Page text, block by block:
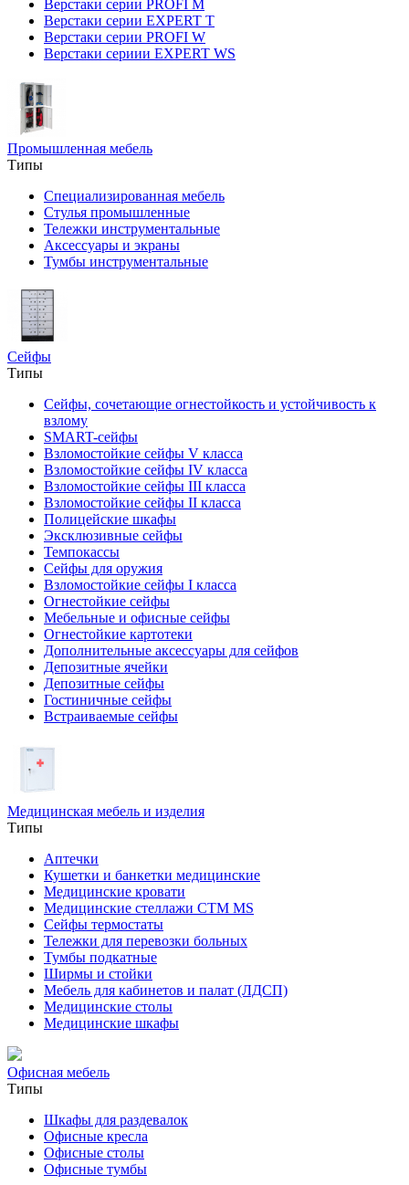
Верстаки серии PROFI M
Верстаки серии EXPERT T
Верстаки серии PROFI W
Верстаки сериии EXPERT WS
Промышленная мебель
Типы
Специализированная мебель
Стулья промышленные
Тележки инструментальные
Аксессуары и экраны
Тумбы инструментальные
Сейфы
Типы
Сейфы, сочетающие огнестойкость и устойчивость к
взлому
SMART-сейфы
Взломостойкие сейфы V класса
Взломостойкие сейфы IV класса
Взломостойкие сейфы III класса
Взломостойкие сейфы II класса
Полицейские шкафы
Эксклюзивные сейфы
Темпокассы
Сейфы для оружия
Взломостойкие сейфы I класса
Огнестойкие сейфы
Мебельные и офисные сейфы
Огнестойкие картотеки
Дополнительные аксессуары для сейфов
Депозитные ячейки
Депозитные сейфы
Гостиничные сейфы
Встраиваемые сейфы
Медицинская мебель и изделия
Типы
Аптечки
Кушетки и банкетки медицинские
Медицинские кровати
Медицинские стеллажи CTM MS
Сейфы термостаты
Тележки для перевозки больных
Тумбы подкатные
Ширмы и стойки
Мебель для кабинетов и палат (ЛДСП)
Медицинские столы
Медицинские шкафы
Офисная мебель
Типы
Шкафы для раздевалок
Офисные кресла
Офисные столы
Офисные тумбы